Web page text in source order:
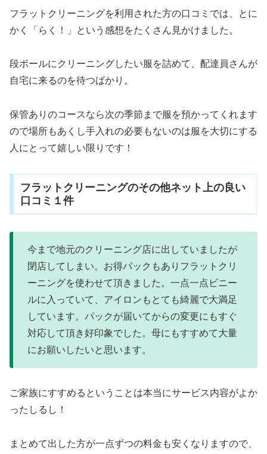
フラットクリーニングを利用された方の口コミでは、とに
かく「らく！」という感想をたくさん見かけました。
段ボールにクリーニングしたい服を詰めて、配達員さんが
自宅に来るのを待つばかり。
保管ありのコースなら次の季節まで服を預かってくれます
ので場所もあくし手入れの必要もないのは服を大切にする
人にとって嬉しい限りです！
フラットクリーニングのその他ネット上の良い
口コミ１件
今まで地元のクリーニング店に出していましたが
閉店してしまい。お得パックもありフラットクリ
ーニングを使わせて頂きました。一点一点ビニー
ルに入っていて、アイロンもとても綺麗で大満足
しています。パックが届いてからの変更にもすぐ
対応して頂き好印象でした。母にもすすめて大量
にお願いしたいと思います。
ご家族にすすめるということは本当にサービス内容がよか
ったしるし！
まとめて出した方が一点ずつの料金も安くなりますので、